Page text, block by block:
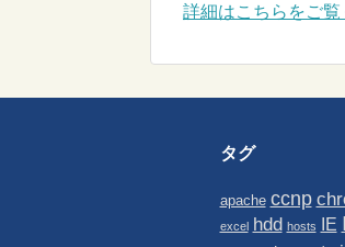
詳細はこちらをご覧
タグ
apache ccnp
excel hdd hosts IE